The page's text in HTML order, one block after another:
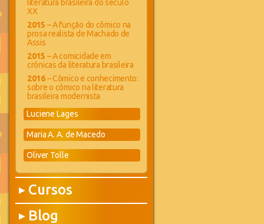
literatura brasileira do século
XX
2015 – A função do cômico na
prosa realista de Machado de
Assis
2015 – A comicidade em
crônicas da literatura brasileira
2016– Cômico e conhecimento:
sobre o cômico na literatura
brasileira modernista
Luciene Lages
Maria A. A. de Macedo
Oliver Tolle
▶ Cursos
▶ Blog